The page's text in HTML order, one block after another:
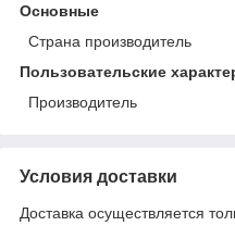
Основные
Страна производитель
Пользовательские
Производитель
Условия доставки
Доставка осуществляется